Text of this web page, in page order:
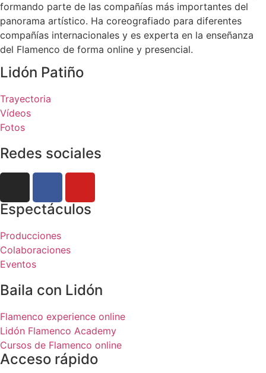
formando parte de las compañías más importantes del
panorama artístico. Ha coreografiado para diferentes
compañías internacionales y es experta en la enseñanza
del Flamenco de forma online y presencial.
Lidón Patiño
Trayectoria
Vídeos
Fotos
Redes sociales
Espectáculos
Producciones
Colaboraciones
Eventos
Baila con Lidón
Flamenco experience online
Lidón Flamenco Academy
Cursos de Flamenco online
Acceso rápido